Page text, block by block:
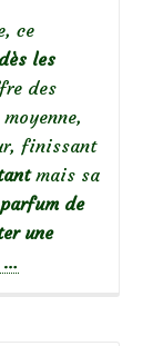
ce
les
des
finissant
mais sa
de
une
à
…